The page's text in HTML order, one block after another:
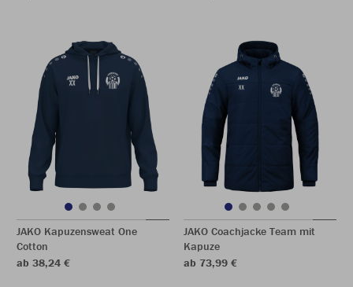
JAKO Kapuzensweat One
Cotton
ab 38,24 €
JAKO Coachjacke Team mit
Kapuze
ab 73,99 €